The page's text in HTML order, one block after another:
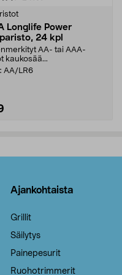
Longlife Power
24 kpl
AA- tai AAA-
kaukosää...
AA/LR6
Ajankohtaista
Grillit
Säilytys
Painepesurit
Ruohotrimmerit